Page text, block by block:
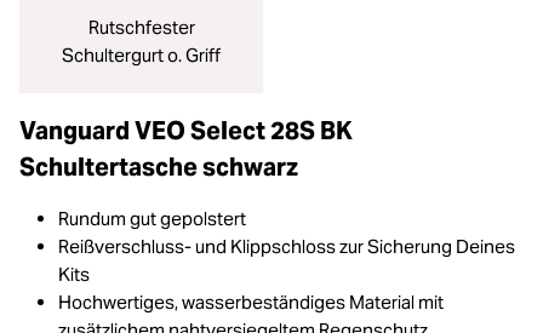
Rutschfester
Schultergurt o. Griff
Vanguard VEO Select 28S BK
Schultertasche schwarz
Rundum gut gepolstert
Reißverschluss- und Klippschloss zur Sicherung Deines
Kits
Hochwertiges, wasserbeständiges Material mit